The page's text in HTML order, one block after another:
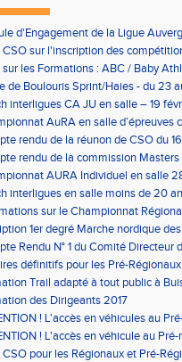
d'Engagement de la Ligue
CSO sur l'inscription des
sur les Formations : ABC / Baby
de Boulouris Sprint/Haies - du 23
interligues CA JU en salle – 19
AuRA en salle d’épreuves
février
rendu de la réunon de CSO du
rendu de la commission
AURA Individuel en salle
interligues en salle moins de 20
sur le Championnat
1er degré Marche nordique
(sous condition)
Rendu N° 1 du Comité Directeur
définitifs pour les Pré-
Trail adapté à tout public à
des Dirigeants 2017
! L'accès en véhicules au
sera réglementé
! L'accès en véhicule au
sera réglementé
CSO pour les Régionaux et Pré-